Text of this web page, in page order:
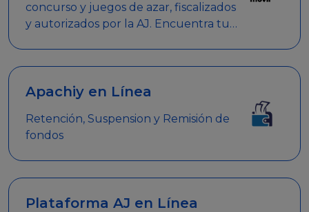
concurso y juegos de azar, fiscalizados
y autorizados por la AJ. Encuentra tus
clave.
Apachiy en Línea
Retención, Suspension y Remisión de
fondos
Plataforma AJ en Línea